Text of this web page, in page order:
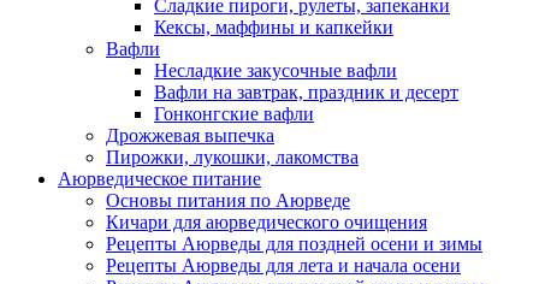
Сладкие пироги, рулеты, запеканки
Кексы, маффины и капкейки
Вафли
Несладкие закусочные вафли
Вафли на завтрак, праздник и десерт
Гонконгские вафли
Дрожжевая выпечка
Пирожки, лукошки, лакомства
Аюрведическое питание
Основы питания по Аюрведе
Кичари для аюрведического очищения
Рецепты Аюрведы для поздней осени и зимы
Рецепты Аюрведы для лета и начала осени